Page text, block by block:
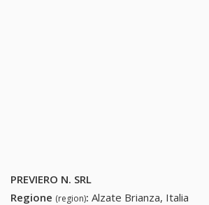
PREVIERO N. SRL
Regione (region): Alzate Brianza, Italia